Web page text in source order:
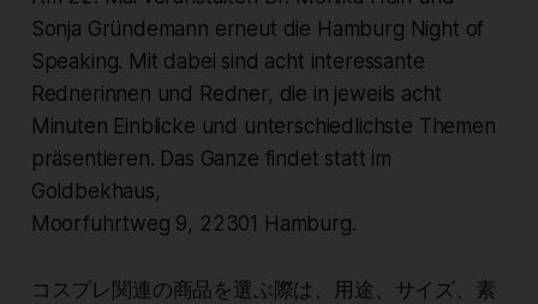
Sonja Gründemann erneut die Hamburg Night of
Speaking. Mit dabei sind acht interessante
Rednerinnen und Redner, die in jeweils acht
Minuten Einblicke und unterschiedlichste Themen
präsentieren. Das Ganze findet statt im
Goldbekhaus,
Moorfuhrtweg 9, 22301 Hamburg.
コスプレ関連の商品を選ぶ際は、用途、サイズ、素